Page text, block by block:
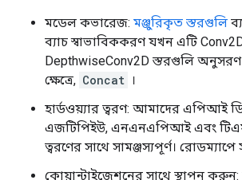
মডেল কভারেজ: মঞ্জুরিকৃত স্তরগুলি
ব্যাচ স্বাভাবিককরণ যখন এটি
DepthwiseConv2D স্তরগুলি
ক্ষেত্রে, Concat ।
হার্ডওয়্যার ত্বরণ: আমাদের এপিআই
এজটিপিইউ, এনএনএপিআই এবং
ত্বরণের সাথে সামঞ্জস্যপূর্ণ।
কোয়ান্টাইজেশনের সাথে স্থাপন